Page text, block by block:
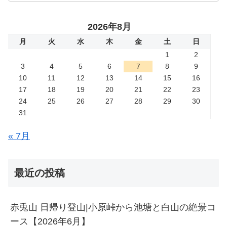
2026年8月
月 火 水 木 金 土
日
1
2
3
4 5 6 7 8
9
10
11 12 13 14 15
16
17
18 19 20 21 22
23
24
25 26 27 28 29
30
31
« 7月
最近の投稿
赤兎山 日帰り登山|小原峠から池塘と白山の絶景コ
ース【2026年6月】